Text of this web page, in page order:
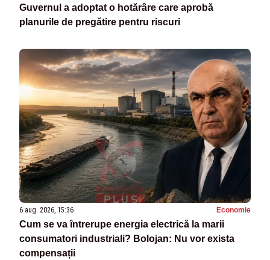
Guvernul a adoptat o hotărâre care aprobă
planurile de pregătire pentru riscuri
6 aug. 2026, 15:36 Economie
Cum se va întrerupe energia electrică la marii
consumatori industriali? Bolojan: Nu vor exista
compensații